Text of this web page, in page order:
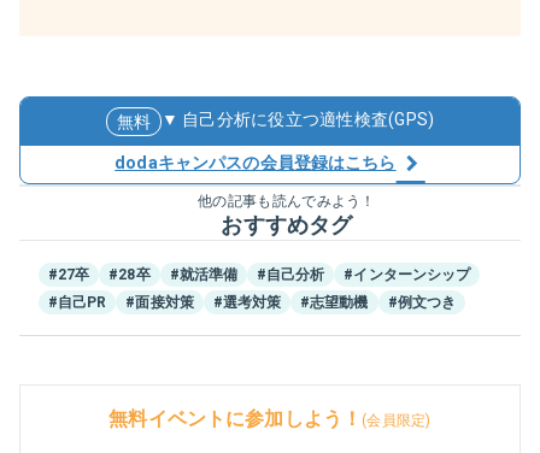
無料 ▼ 自己分析に役立つ適性検査(GPS)
dodaキャンパスの会員登録はこちら
他の記事も読んでみよう！
おすすめタグ
#27卒 #28卒 #就活準備 #自己分析
#インターンシップ
#自己PR
#面接対策 #選考対策 #志望動機 #例文つき
無料イベントに参加しよう！ (会員限定)